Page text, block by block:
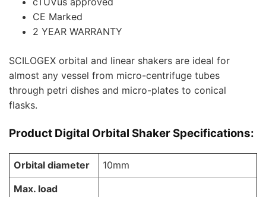
CE Marked
2 YEAR WARRANTY
SCILOGEX orbital and linear shakers are ideal for
almost any vessel from micro-centrifuge tubes
through petri dishes and micro-plates to conical
flasks.
Product Digital Orbital Shaker Specifications:
Orbital diameter
10mm
Max. load